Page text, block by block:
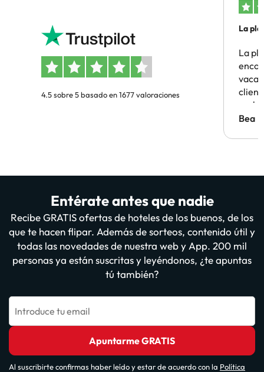
4.5 sobre 5 basado en 1677 valoraciones
La
La
Bea
Entérate antes que nadie
Recibe GRATIS ofertas de hoteles de los buenos, de los
que te hacen flipar. Además de sorteos, contenido útil y
todas las novedades de nuestra web y App. 200 mil
personas ya están suscritas y leyéndonos, ¿te apuntas
tú también?
Introduce tu email
Apuntarme GRATIS
Al suscribirte confirmas haber leído y estar de acuerdo con la Política